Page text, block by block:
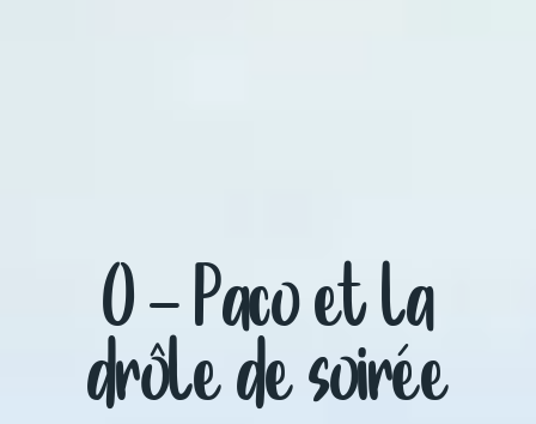
0 – Paco et la
drôle de soirée